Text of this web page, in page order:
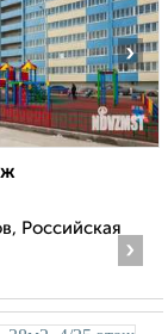
›
Российская
›